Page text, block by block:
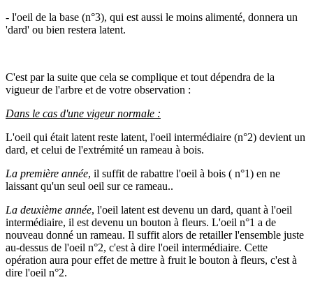
- l'oeil de la base (n°3), qui est aussi le moins alimenté, donnera un
'dard' ou bien restera latent.
C'est par la suite que cela se complique et tout dépendra de la
vigueur de l'arbre et de votre observation :
Dans le cas d'une vigeur normale :
L'oeil qui était latent reste latent, l'oeil intermédiaire (n°2) devient un
dard, et celui de l'extrémité un rameau à bois.
La première année, il suffit de rabattre l'oeil à bois ( n°1) en ne
laissant qu'un seul oeil sur ce rameau..
La deuxième année, l'oeil latent est devenu un dard, quant à l'oeil
intermédiaire, il est devenu un bouton à fleurs. L'oeil n°1 a de
nouveau donné un rameau. Il suffit alors de retailler l'ensemble juste
au-dessus de l'oeil n°2, c'est à dire l'oeil intermédiaire. Cette
opération aura pour effet de mettre à fruit le bouton à fleurs, c'est à
dire l'oeil n°2.